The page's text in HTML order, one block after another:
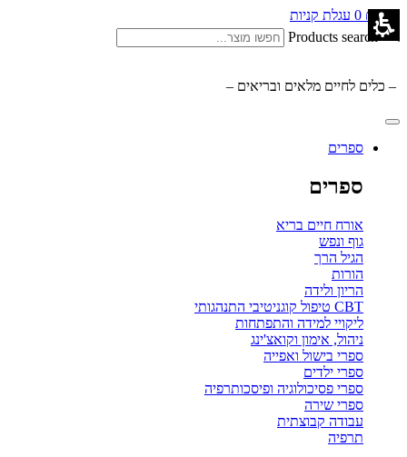
₪ 0.00
0 עגלת קניות
Products search
– כלים לחיים מלאים ובריאים –
ספרים
ספרים
אורח חיים בריא
גוף ונפש
הגיל הרך
הורות
הריון ולידה
CBT טיפול קוגניטיבי התנהגותי
ליקויי למידה והתפתחות
ניהול, אימון וקואצ'ינג
ספרי בישול ואפייה
ספרי ילדים
ספרי פסיכולוגיה ופיסכותרפיה
ספרי שירה
עבודה קבוצתית
תרפיה